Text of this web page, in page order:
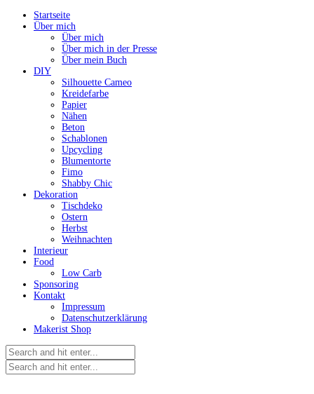
Startseite
Über mich
Über mich
Über mich in der Presse
Über mein Buch
DIY
Silhouette Cameo
Kreidefarbe
Papier
Nähen
Beton
Schablonen
Upcycling
Blumentorte
Fimo
Shabby Chic
Dekoration
Tischdeko
Ostern
Herbst
Weihnachten
Interieur
Food
Low Carb
Sponsoring
Kontakt
Impressum
Datenschutzerklärung
Makerist Shop